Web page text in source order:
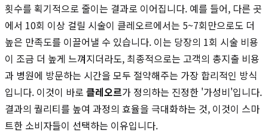
횟수를 획기적으로 줄이는 결과로 이어집니다. 예를 들어, 다른 곳
에서 10회 이상 걸릴 시술이 클레오르에서는 5~7회만으로도 더
높은 만족도를 이끌어낼 수 있습니다. 이는 당장의 1회 시술 비용
이 조금 더 높게 느껴지더라도, 최종적으로는 고객의 총지출 비용
과 병원에 방문하는 시간을 모두 절약해주는 가장 합리적인 방식
입니다. 이것이 바로 클레오르가 정의하는 진정한 '가성비'입니다.
결과의 퀄리티를 높여 과정의 효율을 극대화하는 것, 이것이 스마
트한 소비자들이 선택하는 이유입니다.